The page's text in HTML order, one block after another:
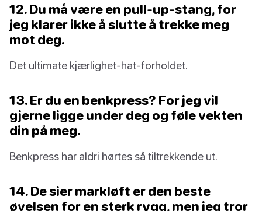
12. Du må være en pull-up-stang, for
jeg klarer ikke å slutte å trekke meg
mot deg.
Det ultimate kjærlighet-hat-forholdet.
13. Er du en benkpress? For jeg vil
gjerne ligge under deg og føle vekten
din på meg.
Benkpress har aldri hørtes så tiltrekkende ut.
14. De sier markløft er den beste
øvelsen for en sterk rygg, men jeg tror